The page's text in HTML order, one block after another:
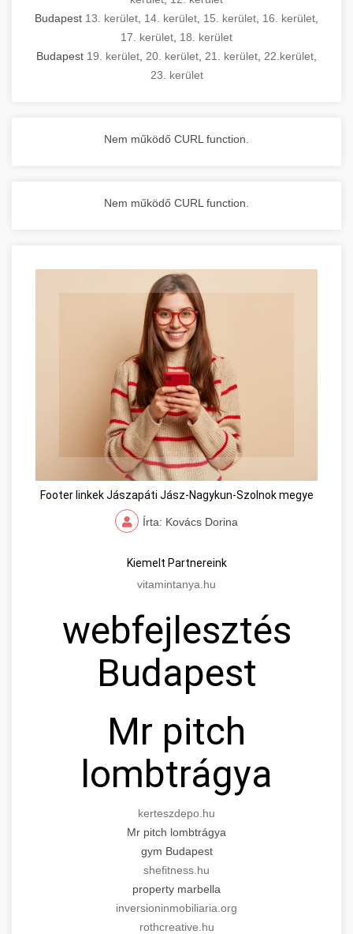
Budapest 13. kerület 14. kerület 15. kerület 16. kerület
17. kerület 18. kerület
Budapest 19. kerület 20. kerület 21. kerület 22.kerület
23. kerület
Nem működő CURL function.
Nem működő CURL function.
Footer linkek Jászapáti Jász-Nagykun-Szolnok megye
Írta: Kovács Dorina
Kiemelt Partnereink
vitamintanya.hu
webfejlesztés
Budapest
Mr pitch
lombtrágya
kerteszdepo.hu
Mr pitch lombtrágya
gym Budapest
shefitness.hu
property marbella
inversioninmobiliaria.org
rothcreative.hu